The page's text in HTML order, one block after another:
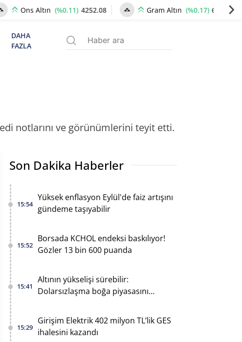
Ons Altın (%0.11) 4252.08 Gram Altın (%0.17) 6507.02
DAHA
FAZLA
notlarını ve görünümlerini teyit etti.
Son Dakika Haberler
15:54
Yüksek enflasyon Eylül'de faiz artışını
gündeme taşıyabilir
15:52
Borsada KCHOL endeksi baskılıyor!
Gözler 13 bin 600 puanda
15:41
Altının yükselişi sürebilir:
Dolarsızlaşma boğa piyasasını
15:29
Girişim Elektrik 402 milyon TL’lik GES
ihalesini kazandı